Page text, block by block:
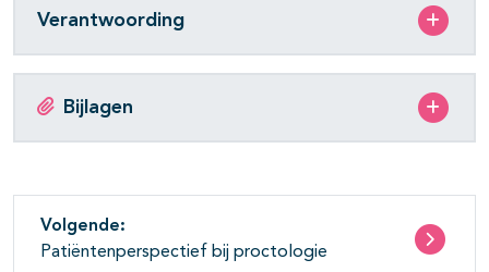
Verantwoording
Bijlagen
Volgende:
Patiëntenperspectief bij proctologie